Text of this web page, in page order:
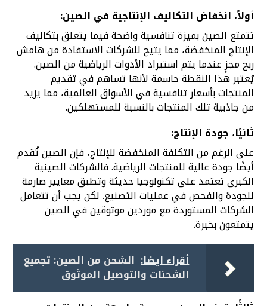
أولاً، انخفاض التكاليف الإنتاجية في الصين:
تتمتع الصين بميزة تنافسية واضحة فيما يتعلق بتكاليف
الإنتاج المنخفضة، مما يتيح للشركات الاستفادة من هامش
ربح مجزٍ عندما يتم استيراد الأدوات الرياضية من الصين.
يُعتبر هذا النقطة حاسمة لأنها تساهم في تقديم
المنتجات بأسعار تنافسية في الأسواق العالمية، مما يزيد
من جاذبية تلك المنتجات بالنسبة للمستهلكين.
ثانيًا، جودة الإنتاج:
على الرغم من التكلفة المنخفضة للإنتاج، فإن الصين تُقدم
أيضًا جودة عالية للمنتجات الرياضية. فالشركات الصينية
الكبرى تعتمد على تكنولوجيا حديثة وتطبق معايير صارمة
للجودة والفحص في عمليات التصنيع. لكن يجب أن تتعامل
الشركات المستوردة مع موردين موثوقين في الصين
يتمتعون بخبرة.
أقراء ايضا: الشحن من الصين: تجميع
الشحنات والتوصيل الموثوق